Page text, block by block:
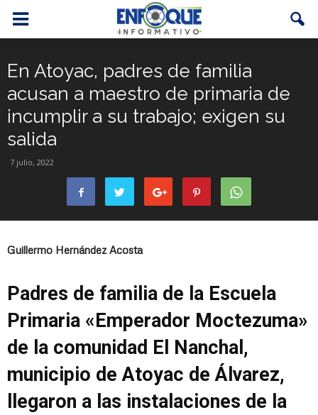
En Atoyac, padres de familia
acusan a maestro de primaria de
incumplir a su trabajo; exigen su
salida
7 julio, 2022
Guillermo Hernández Acosta
Padres de familia de la Escuela
Primaria «Emperador Moctezuma»
de la comunidad El Nanchal,
municipio de Atoyac de Álvarez,
llegaron a las instalaciones de la